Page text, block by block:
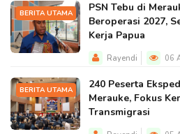
BERITA UTAMA
PSN Tebu di
Beroperasi 2027,
Kerja Papua
Rayendi 06
BERITA UTAMA
240 Peserta
Merauke, Fokus
Transmigrasi